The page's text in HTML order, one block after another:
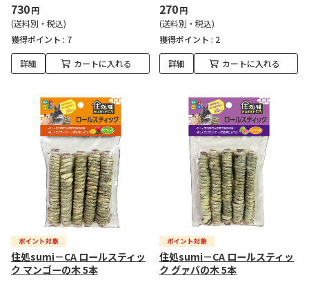
730円
(送料別・税込)
獲得ポイント : 7
詳細 カートに入れる
270円
(送料別・税込)
獲得ポイント : 2
詳細 カートに入れる
住処sumi－CA ロールスティッ
ク マンゴーの木 5本
住処sumi－CA ロールスティッ
ク グァバの木 5本